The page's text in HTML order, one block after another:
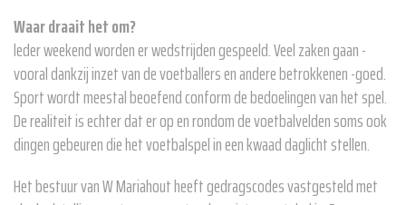
Waar draait het om?
leder weekend worden er wedstrijden gespeeld. Veel zaken gaan -
vooral dankzij inzet van de voetballers en andere betrokkenen -goed.
Sport wordt meestal beoefend conform de bedoelingen van het spel.
De realiteit is echter dat er op en rondom de voetbalvelden soms ook
dingen gebeuren die het voetbalspel in een kwaad daglicht stellen.
Het bestuur van W Mariahout heeft gedragscodes vastgesteld met